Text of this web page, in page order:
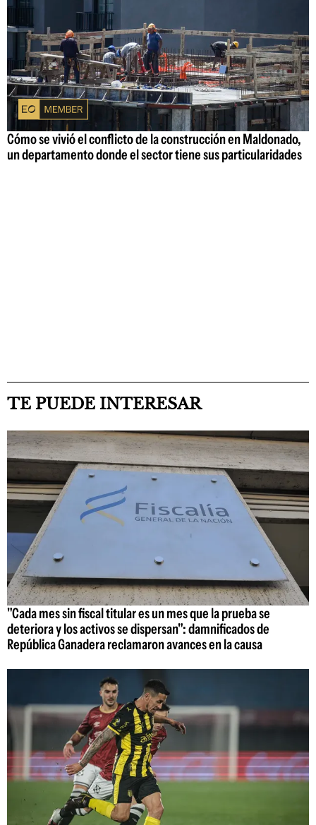
Cómo se vivió el conflicto de la construcción en Maldonado,
un departamento donde el sector tiene sus particularidades
TE PUEDE INTERESAR
"Cada mes sin fiscal titular es un mes que la prueba se
deteriora y los activos se dispersan": damnificados de
República Ganadera reclamaron avances en la causa